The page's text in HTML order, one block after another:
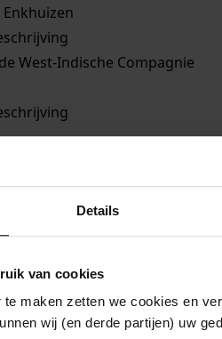
Details
van cookies
maken zetten we cookies en
wij (en derde partijen) uw
West-Indische Compagnie